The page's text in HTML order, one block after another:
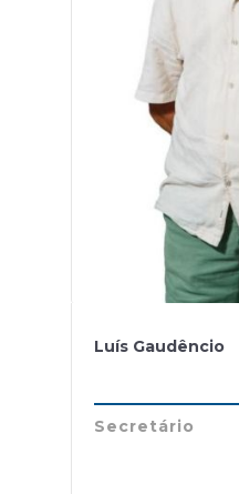
Luís Gaudêncio
Secretário